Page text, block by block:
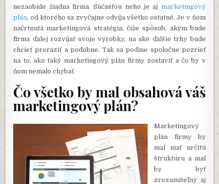
nezaobíde žiadna firma. Súčasťou neho je aj marketingový
plán, od ktorého sa zvyčajne odvíja všetko ostatné. Je v ňom
načrtnutá marketingová stratégia, čiže spôsob, akým bude
firma ďalej rozvíjať svoje výrobky, na aké ďalšie trhy bude
chcieť preraziť a podobne. Tak sa poďme spoločne pozrieť
na to, ako taký marketingový plán firmy zostaviť a čo by v
ňom nemalo chýbať.
Čo všetko by mal obsahová váš
marketingový plán?
Marketingový
plán firmy by
mal mať určitú
štruktúru a mal
by byť
zrozumiteľný aj